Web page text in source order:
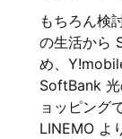
もちろん検
の生活から
め、
SoftBank
ョッピング
LINEMO よ